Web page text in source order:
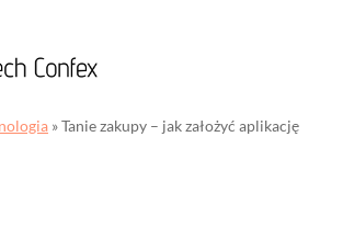
»Tanie zakupy – jak założyć aplikację